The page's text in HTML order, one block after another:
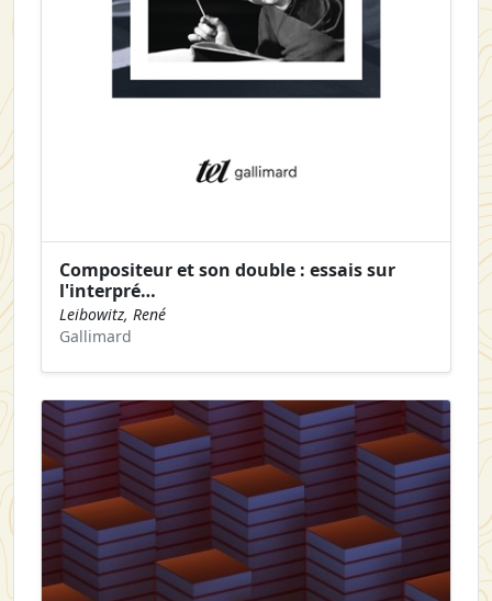
Compositeur et son double : essais sur
l'interpré…
Leibowitz, René
Gallimard